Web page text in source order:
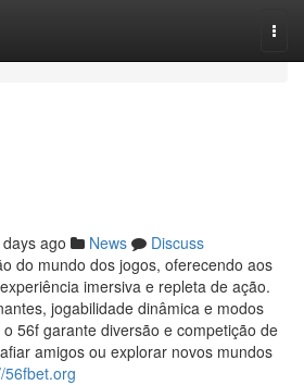
ago News
Discuss
do mundo dos jogos, oferecendo aos
imersiva e repleta de ação.
jogabilidade dinâmica e modos
56f garante diversão e competição de
amigos ou explorar novos mundos
56fbet.org